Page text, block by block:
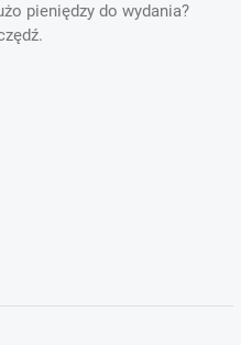
pieniędzy do wydania?